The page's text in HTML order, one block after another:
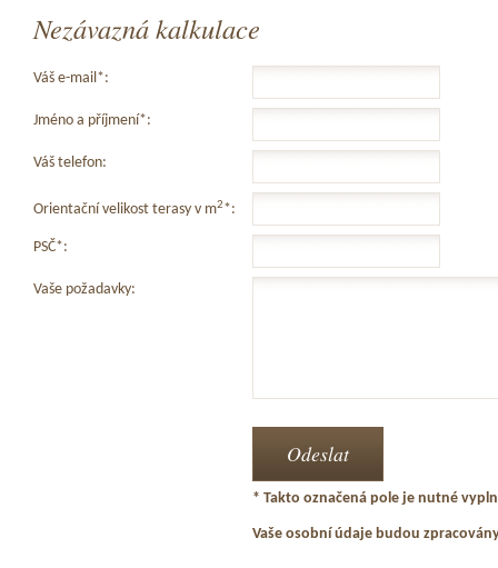
Nezávazná kalkulace
Váš e-mail*:
Jméno a příjmení*:
Váš telefon:
Orientační velikost terasy v m2*:
PSČ*:
Vaše požadavky:
* Takto označená pole je nutné
Vaše osobní údaje budou